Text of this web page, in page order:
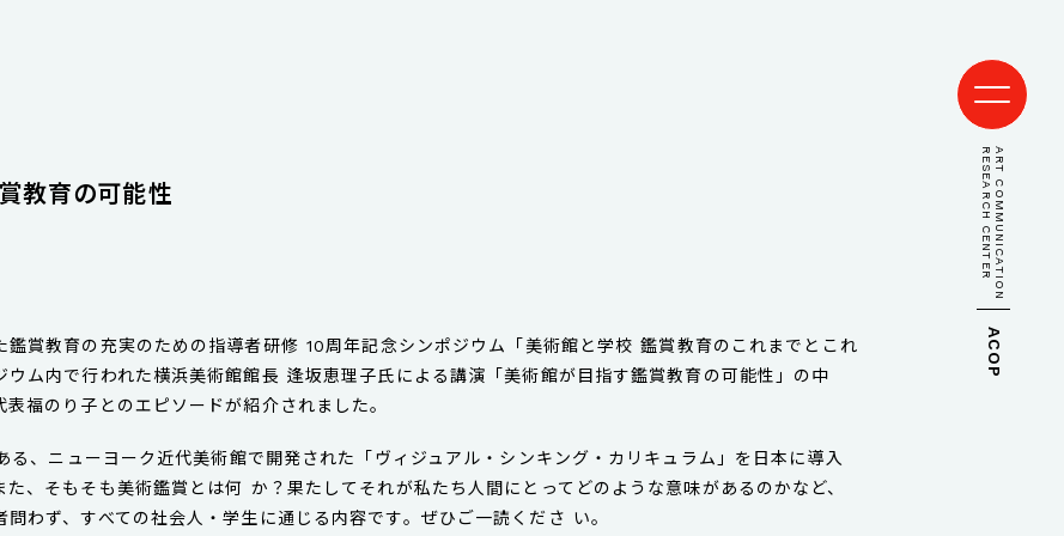
ART COMMUNICATION
RESEARCH CENTER
ACOP
教育の可能性
鑑賞教育の充実のための指導者研修 10周年記念シンポジウム「美術館と学校 鑑賞教育のこれまでとこれ
ウム内で行われた横浜美術館館長 逢坂恵理子氏による講演「美術館が目指す鑑賞教育の可能性」の中
表福のり子とのエピソードが紹介されました。
る、ニューヨーク近代美術館で開発された「ヴィジュアル・シンキング・カリキュラム」を日本に導入
た、そもそも美術鑑賞とは何 か？果たしてそれが私たち人間にとってどのような意味があるのかなど、
問わず、すべての社会人・学生に通じる内容です。ぜひご一読くださ い。